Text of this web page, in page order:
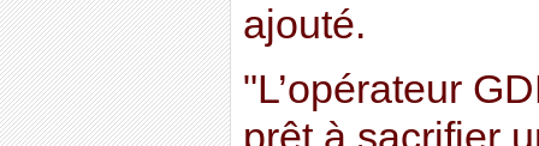
ajouté.
"L’opérateur
prêt à sacrifier